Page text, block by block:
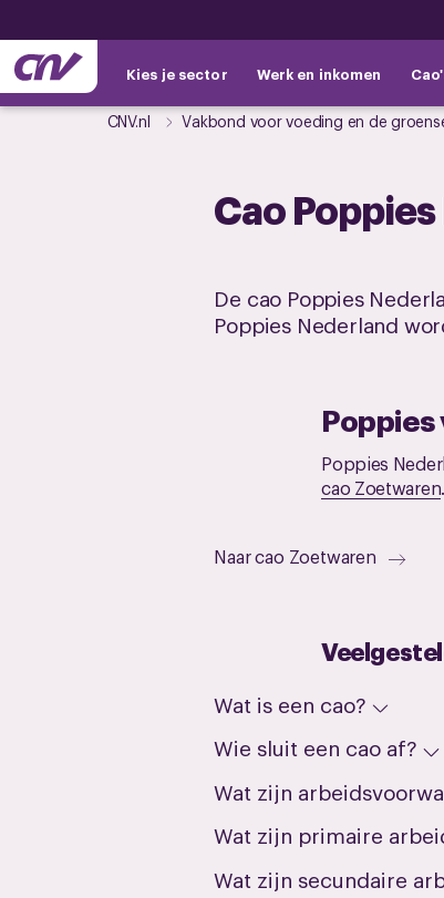
Kies je sector Werk en inkomen
CNV.nl Vakbond voor voeding en de
Cao
De cao Poppies
Poppies Nederland
Poppies
cao Zoetwaren.
Naar cao Zoetwaren
Wat is een cao?
Wie sluit een cao af?
Wat zijn
Wat zijn primaire
Wat zijn secundaire